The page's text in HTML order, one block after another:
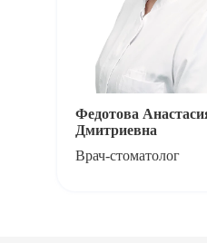
Федотова
Дмитриевна
Врач-стоматолог